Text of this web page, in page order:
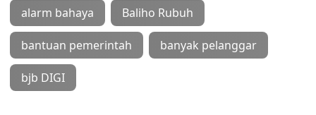
alarm bahaya Baliho Rubuh
bantuan pemerintah banyak pelanggar
bjb DIGI